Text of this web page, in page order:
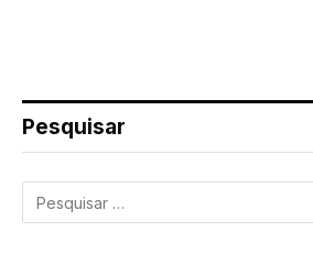
Pesquisar